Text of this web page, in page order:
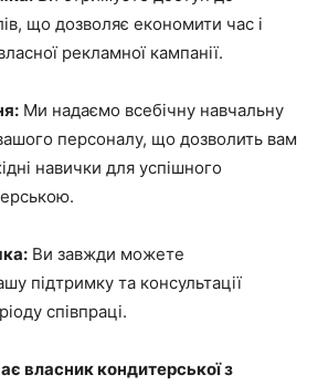
що дозволяє економити час і
рекламної кампанії.
Ми надаємо всебічну навчальну
персоналу, що дозволить вам
навички для успішного
Ви завжди можете
підтримку та консультації
співпраці.
власник кондитерської з